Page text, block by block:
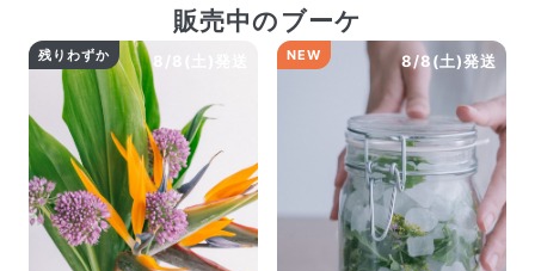
販売中のブーケ
8/8(土)発送
残りわずか 8/8(土)発送
NEW